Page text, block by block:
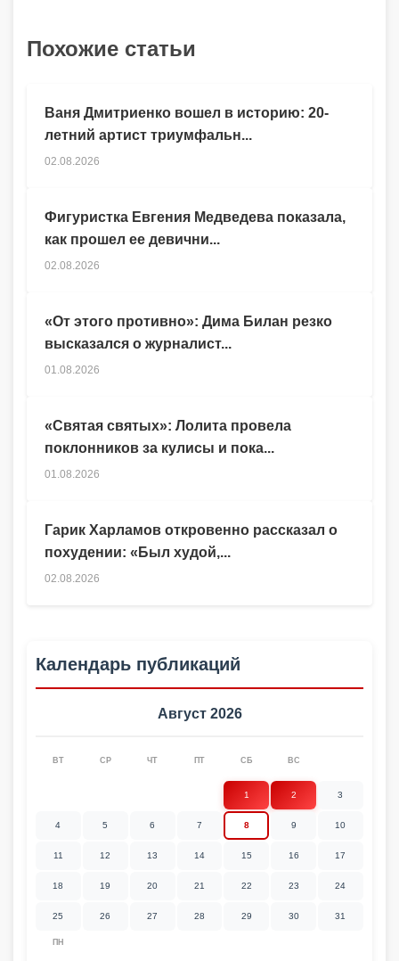
Похожие статьи
Гарик Харламов откровенно рассказал о
похудении: «Был худой,...
02.08.2026
Ваня Дмитриенко вошел в историю: 20-
летний артист триумфальн...
02.08.2026
Фигуристка Евгения Медведева показала,
как прошел ее девични...
02.08.2026
«От этого противно»: Дима Билан резко
высказался о журналист...
01.08.2026
«Святая святых»: Лолита провела
поклонников за кулисы и пока...
01.08.2026
Календарь публикаций
Август 2026
ПН
ВТ СР ЧТ ПТ СБ ВС
1 2 3
4 5 6 7 8 9 10
11 12 13 14 15 16 17
18 19 20 21 22 23 24
25 26 27 28 29 30 31